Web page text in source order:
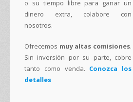
o su tiempo libre para ganar un
dinero extra, colabore con
nosotros.
Ofrecemos muy altas comisiones.
Sin inversión por su parte, cobre
tanto como venda. Conozca los
detalles